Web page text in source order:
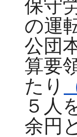
保守
の運
公団
算要
たり
５人
余円